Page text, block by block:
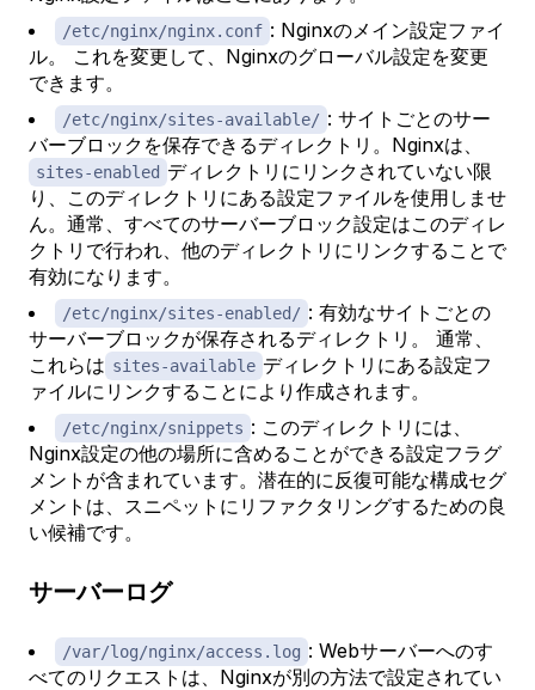
/etc/nginx/nginx.conf : Nginxのメイン設定ファイ
ル。 これを変更して、Nginxのグローバル設定を変更
できます。
/etc/nginx/sites-available/ : サイトごとのサー
バーブロックを保存できるディレクトリ。Nginxは、
sites-enabled ディレクトリにリンクされていない限
り、このディレクトリにある設定ファイルを使用しませ
ん。通常、すべてのサーバーブロック設定はこのディレ
クトリで行われ、他のディレクトリにリンクすることで
有効になります。
/etc/nginx/sites-enabled/ : 有効なサイトごとの
サーバーブロックが保存されるディレクトリ。 通常、
これらは sites-available ディレクトリにある設定フ
ァイルにリンクすることにより作成されます。
/etc/nginx/snippets : このディレクトリには、
Nginx設定の他の場所に含めることができる設定フラグ
メントが含まれています。潜在的に反復可能な構成セグ
メントは、スニペットにリファクタリングするための良
い候補です。
サーバーログ
/var/log/nginx/access.log : Webサーバーへのす
べてのリクエストは、Nginxが別の方法で設定されてい